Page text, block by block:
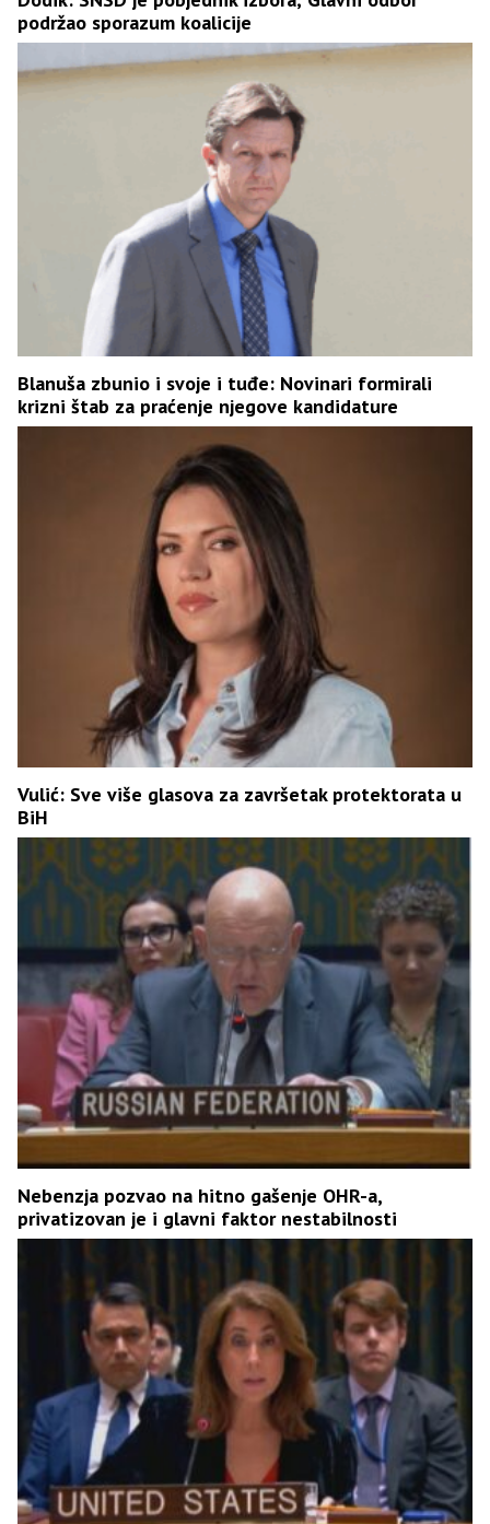
podržao sporazum koalicije
Blanuša zbunio i svoje i tuđe: Novinari formirali
krizni štab za praćenje njegove kandidature
Vulić: Sve više glasova za završetak protektorata u
BiH
Nebenzja pozvao na hitno gašenje OHR-a,
privatizovan je i glavni faktor nestabilnosti